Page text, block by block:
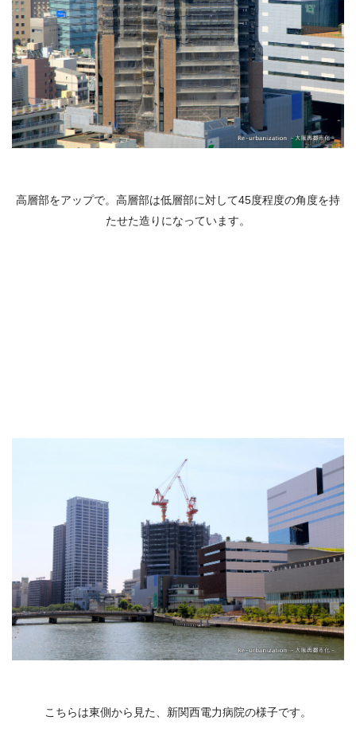
高層部をアップで。高層部は低層部に対して45度程度の角度を持
たせた造りになっています。
こちらは東側から見た、新関西電力病院の様子です。